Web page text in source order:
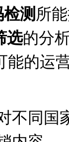
测 所
选的分
能的运
不同国